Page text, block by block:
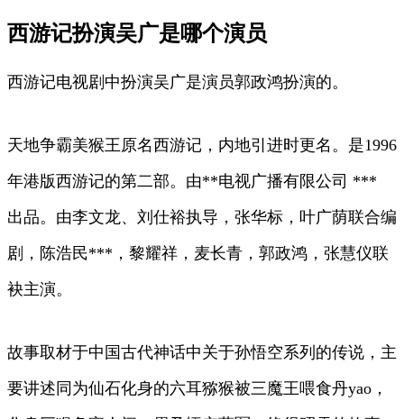
西游记扮演吴广是哪个演员
西游记电视剧中扮演吴广是演员郭政鸿扮演的。
天地争霸美猴王原名西游记，内地引进时更名。是1996
年港版西游记的第二部。由**电视广播有限公司 ***
出品。由李文龙、刘仕裕执导，张华标，叶广荫联合编
剧，陈浩民***，黎耀祥，麦长青，郭政鸿，张慧仪联
袂主演。
故事取材于中国古代神话中关于孙悟空系列的传说，主
要讲述同为仙石化身的六耳猕猴被三魔王喂食丹yao，